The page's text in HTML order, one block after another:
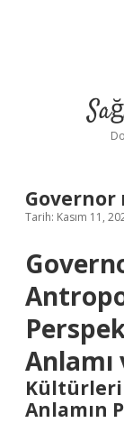
Governor
Tarih: Kasım 11,
Anlamı
Anlamın